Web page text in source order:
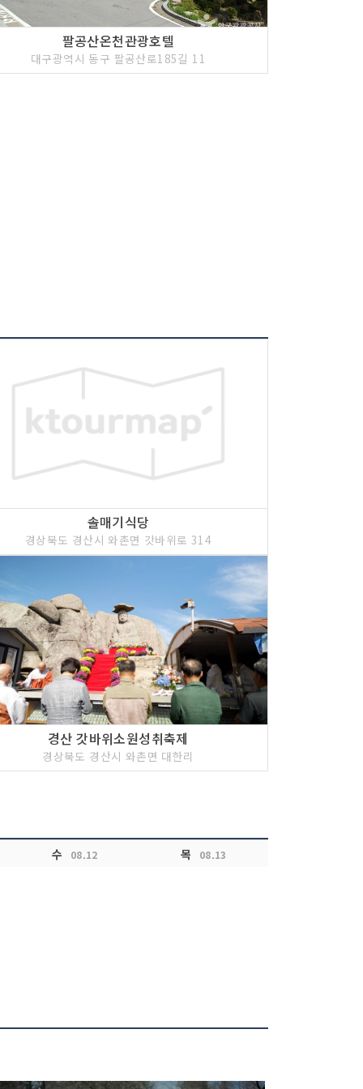
팔공산온천관광호텔
대구광역시 동구 팔공산로185길 11
솔매기식당
경상북도 경산시 와촌면 갓바위로 314
경산 갓바위소원성취축제
경상북도 경산시 와촌면 대한리
수 08.12 목 08.13